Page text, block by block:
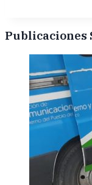
Publicaciones